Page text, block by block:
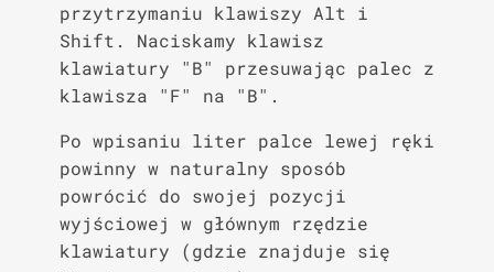
przytrzymaniu klawiszy Alt i
Shift. Naciskamy klawisz
klawiatury "B" przesuwając palec z
klawisza "F" na "B".
Po wpisaniu liter palce lewej ręki
powinny w naturalny sposób
powrócić do swojej pozycji
wyjściowej w głównym rzędzie
klawiatury (gdzie znajduje się